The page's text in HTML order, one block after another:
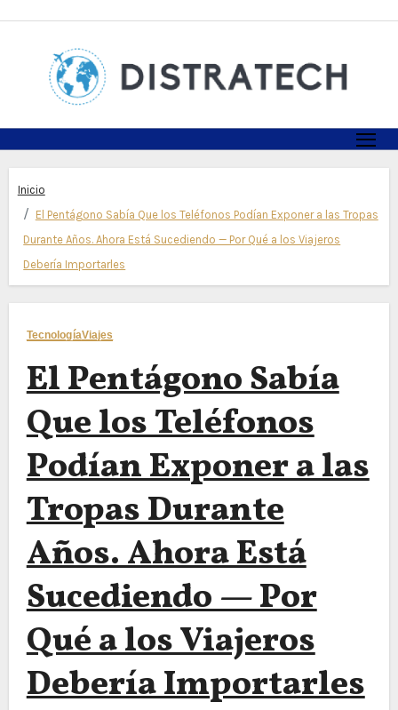
Inicio
El Pentágono Sabía Que los Teléfonos Podían Exponer a las Tropas
Durante Años. Ahora Está Sucediendo — Por Qué a los Viajeros
Debería Importarles
TecnologíaViajes
El Pentágono Sabía
Que los Teléfonos
Podían Exponer a las
Tropas Durante
Años. Ahora Está
Sucediendo — Por
Qué a los Viajeros
Debería Importarles